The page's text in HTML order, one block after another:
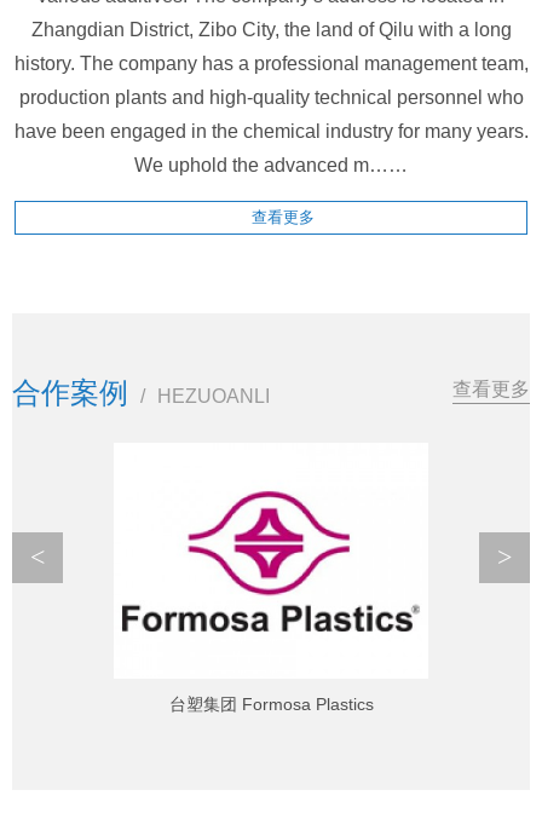
Zhangdian District, Zibo City, the land of Qilu with a long
history. The company has a professional management team,
production plants and high-quality technical personnel who
have been engaged in the chemical industry for many years.
We uphold the advanced m……
查看更多
合作案例 / HEZUOANLI 查看更多
台塑集团 Formosa Plastics
< >